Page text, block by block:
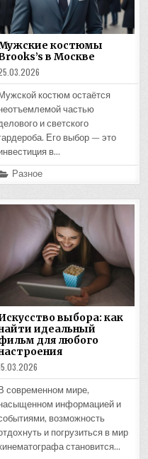
костюмы
в Москве
костюм остаётся
частью
и светского
Его выбор — это
в…
Posted
in
Разное
выбора: как
идеальный
для любого
В современном мире,
информацией и
возможность
и погрузиться в мир
становится…